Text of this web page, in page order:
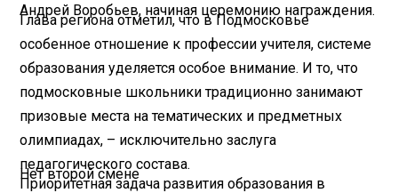
Андрей Воробьев, начиная церемонию награждения.
Глава региона отметил, что в Подмосковье
особенное отношение к профессии учителя, системе
образования уделяется особое внимание. И то, что
подмосковные школьники традиционно занимают
призовые места на тематических и предметных
олимпиадах, – исключительно заслуга
педагогического состава.
Нет второй смене
Приоритетная задача развития образования в